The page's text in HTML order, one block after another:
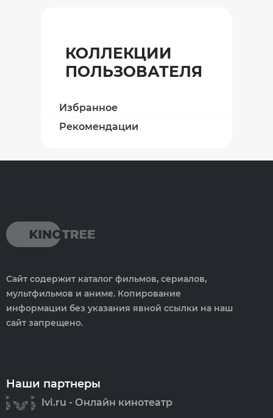
КОЛЛЕКЦИИ
ПОЛЬЗОВАТЕЛЯ
Избранное
Рекомендации
Сайт содержит каталог фильмов, сериалов,
мультфильмов и аниме. Копирование
информации без указания явной ссылки на наш
сайт запрещено.
Наши партнеры
Ivi.ru - Онлайн кинотеатр